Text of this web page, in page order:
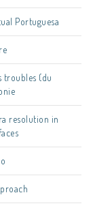
Portuguesa
troubles (du
resolution in